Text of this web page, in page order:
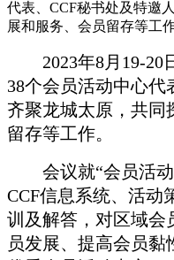
代表、CCF秘书处及特邀
展和服务、会员留存等工作
2023年8月19-20
38个会员活动中心代
齐聚龙城太原，共同
留存等工作。
会议就“会员活
CCF信息系统、活动
训及解答，对区域会
员发展、提高会员黏